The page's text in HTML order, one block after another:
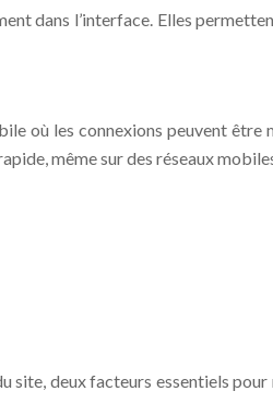
dans l’interface. Elles
où les connexions peuvent
même sur des réseaux
deux facteurs essentiels